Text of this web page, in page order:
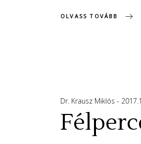
OLVASS TOVÁBB
Dr. Krausz Miklós